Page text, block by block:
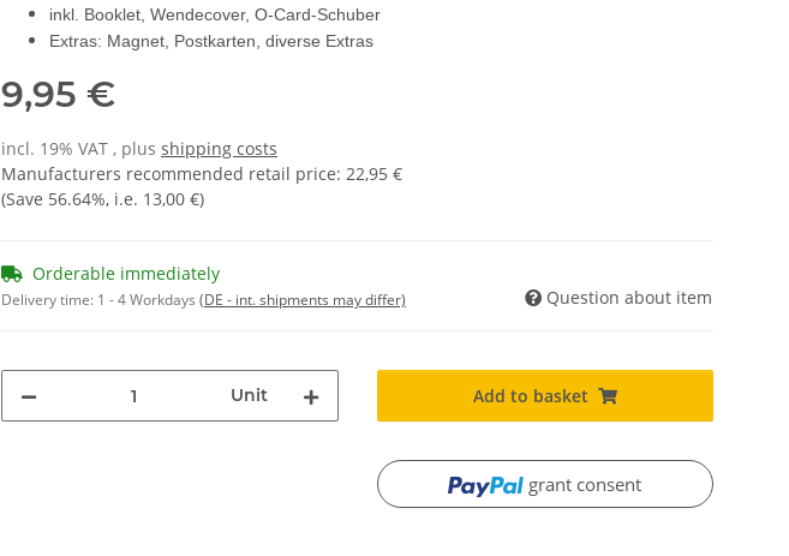
inkl. Booklet, Wendecover, O-Card-Schuber
Extras: Magnet, Postkarten, diverse Extras
9,95 €
incl. 19% VAT , plus shipping costs
Manufacturers recommended retail price: 22,95 €
(Save 56.64%, i.e. 13,00 €)
Orderable immediately
Delivery time: 1 - 4 Workdays (DE - int. shipments may differ) Question about item
Unit Add to basket
grant consent